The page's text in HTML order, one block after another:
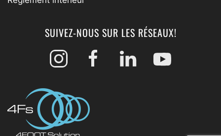
SUIVEZ-NOUS SUR LES RÉSEAUX!